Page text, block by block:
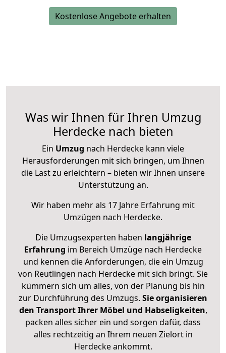
Kostenlose Angebote erhalten
Was wir Ihnen für Ihren Umzug
Herdecke nach bieten
Ein Umzug nach Herdecke kann viele
Herausforderungen mit sich bringen, um Ihnen
die Last zu erleichtern – bieten wir Ihnen unsere
Unterstützung an.
Wir haben mehr als 17 Jahre Erfahrung mit
Umzügen nach Herdecke.
Die Umzugsexperten haben langjährige
Erfahrung im Bereich Umzüge nach Herdecke
und kennen die Anforderungen, die ein Umzug
von Reutlingen nach Herdecke mit sich bringt. Sie
kümmern sich um alles, von der Planung bis hin
zur Durchführung des Umzugs. Sie organisieren
den Transport Ihrer Möbel und Habseligkeiten,
packen alles sicher ein und sorgen dafür, dass
alles rechtzeitig an Ihrem neuen Zielort in
Herdecke ankommt.